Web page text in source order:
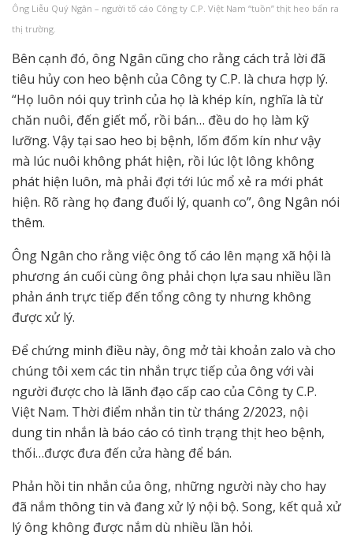
Ông Liễu Quý Ngân – người tố cáo Công ty C.P. Việt Nam “tuồn” thịt heo bẩn ra
thị trường.
Bên cạnh đó, ông Ngân cũng cho rằng cách trả lời đã
tiêu hủy con heo bệnh của Công ty C.P. là chưa hợp lý.
“Họ luôn nói quy trình của họ là khép kín, nghĩa là từ
chăn nuôi, đến giết mổ, rồi bán… đều do họ làm kỹ
lưỡng. Vậy tại sao heo bị bệnh, lốm đốm kín như vậy
mà lúc nuôi không phát hiện, rồi lúc lột lông không
phát hiện luôn, mà phải đợi tới lúc mổ xẻ ra mới phát
hiện. Rõ ràng họ đang đuối lý, quanh co”, ông Ngân nói
thêm.
Ông Ngân cho rằng việc ông tố cáo lên mạng xã hội là
phương án cuối cùng ông phải chọn lựa sau nhiều lần
phản ánh trực tiếp đến tổng công ty nhưng không
được xử lý.
Để chứng minh điều này, ông mở tài khoản zalo và cho
chúng tôi xem các tin nhắn trực tiếp của ông với vài
người được cho là lãnh đạo cấp cao của Công ty C.P.
Việt Nam. Thời điểm nhắn tin từ tháng 2/2023, nội
dung tin nhắn là báo cáo có tình trạng thịt heo bệnh,
thối…được đưa đến cửa hàng để bán.
Phản hồi tin nhắn của ông, những người này cho hay
đã nắm thông tin và đang xử lý nội bộ. Song, kết quả xử
lý ông không được nắm dù nhiều lần hỏi.